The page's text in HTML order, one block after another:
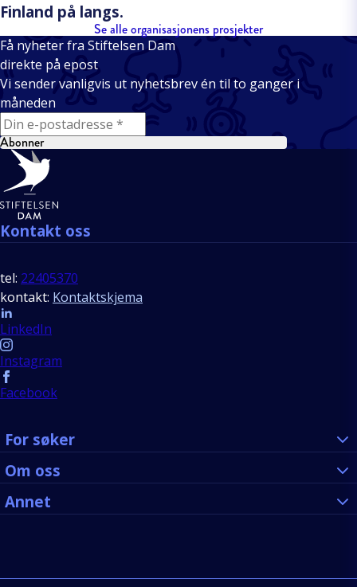
Finland på langs.
Se alle organisasjonens prosjekter
Få nyheter fra Stiftelsen Dam
direkte på epost
Vi sender vanligvis ut nyhetsbrev én til to ganger i
måneden
E-mail
Abonner
Bunntekst
Kontakt oss
tel: 22405370
kontakt: Kontaktskjema
Follow us
LinkedIn
Instagram
Facebook
For søker
Om oss
Annet